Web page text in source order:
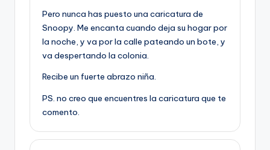
Pero nunca has puesto una caricatura de
Snoopy. Me encanta cuando deja su hogar por
la noche, y va por la calle pateando un bote, y
va despertando la colonia.
Recibe un fuerte abrazo niña.
PS. no creo que encuentres la caricatura que te
comento.